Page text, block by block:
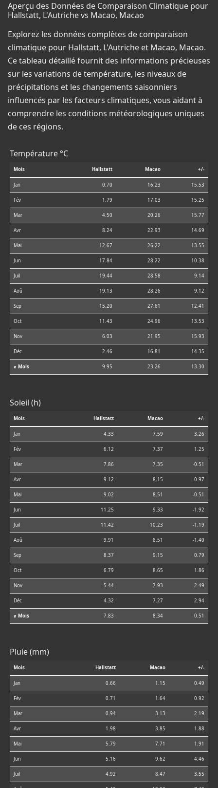
Aperçu des Données de Comparaison Climatique pour
Hallstatt, L'Autriche vs Macao, Macao
Explorez les données complètes de comparaison
climatique pour Hallstatt, L'Autriche et Macao, Macao.
Ce tableau détaillé fournit des informations précieuses
sur les variations de température, les niveaux de
précipitations et les changements saisonniers
influencés par les facteurs climatiques, vous aidant à
comprendre les conditions météorologiques uniques
de ces régions.
Température °C
Mois Hallstatt Macao +/-
Jan 0.70 16.23 15.53
Fév 1.79 17.03 15.25
Mar 4.50 20.26 15.77
Avr 8.24 22.93 14.69
Mai 12.67 26.22 13.55
Jun 17.84 28.22 10.38
Juil 19.44 28.58 9.14
Aoû 19.13 28.26 9.12
Sep 15.20 27.61 12.41
Oct 11.43 24.96 13.53
Nov 6.03 21.95 15.93
Déc 2.46 16.81 14.35
⌀ Mois 9.95 23.26 13.30
Soleil (h)
Mois Hallstatt Macao +/-
Jan 4.33 7.59 3.26
Fév 6.12 7.37 1.25
Mar 7.86 7.35 -0.51
Avr 9.12 8.15 -0.97
Mai 9.02 8.51 -0.51
Jun 11.25 9.33 -1.92
Juil 11.42 10.23 -1.19
Aoû 9.91 8.51 -1.40
Sep 8.37 9.15 0.79
Oct 6.79 8.65 1.86
Nov 5.44 7.93 2.49
Déc 4.32 7.27 2.94
⌀ Mois 7.83 8.34 0.51
Pluie (mm)
Mois Hallstatt Macao +/-
Jan 0.66 1.15 0.49
Fév 0.71 1.64 0.92
Mar 0.94 3.13 2.19
Avr 1.98 3.85 1.88
Mai 5.79 7.71 1.91
Jun 5.16 9.62 4.46
Juil 4.92 8.47 3.55